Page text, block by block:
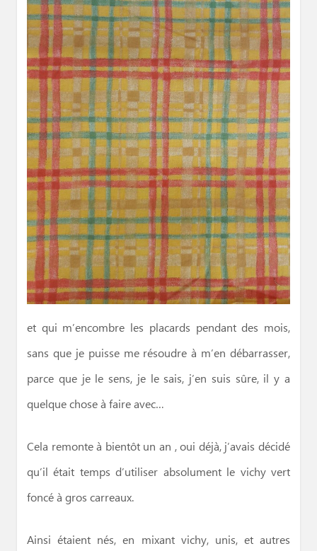
et qui m’encombre les placards pendant des mois,
sans que je puisse me résoudre à m’en débarrasser,
parce que je le sens, je le sais, j’en suis sûre, il y a
quelque chose à faire avec…
Cela remonte à bientôt un an , oui déjà, j’avais décidé
qu’il était temps d’utiliser absolument le vichy vert
foncé à gros carreaux.
Ainsi étaient nés, en mixant vichy, unis, et autres